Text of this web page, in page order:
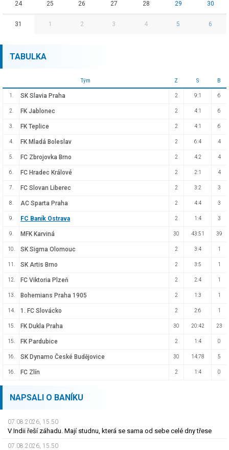
24 25 26 27 28 29 30
31 1 2 3 4 5 6
TABULKA
Tým Z S B
1. SK Slavia Praha 2 9:1 6
2. FK Jablonec 2 4:1 6
3. FK Teplice 2 4:1 6
4. FK Mladá Boleslav 2 6:4 4
5. FC Zbrojovka Brno 2 4:2 4
6. FC Hradec Králové 2 2:1 4
7. FC Slovan Liberec 2 3:2 3
8. AC Sparta Praha 2 4:4 3
9. FC Baník Ostrava 2 1:4 3
9. MFK Karviná 30 43:51 39
10. SK Sigma Olomouc 2 3:4 1
11. SK Artis Brno 2 3:5 1
12. FC Viktoria Plzeň 2 2:4 1
13. Bohemians Praha 1905 2 1:3 1
14. 1. FC Slovácko 2 2:6 1
15. FK Dukla Praha 30 20:42 23
15. FK Pardubice 2 1:4 0
16. SK Dynamo České Budějovice 30 14:78 5
16. FC Zlín 2 1:4 0
NAPSALI O BANÍKU
07.08.2026, 15.50
V Indii řeší záhadu. Mají studnu, která se sama od sebe celé dny třese
07.08.2026, 15.50